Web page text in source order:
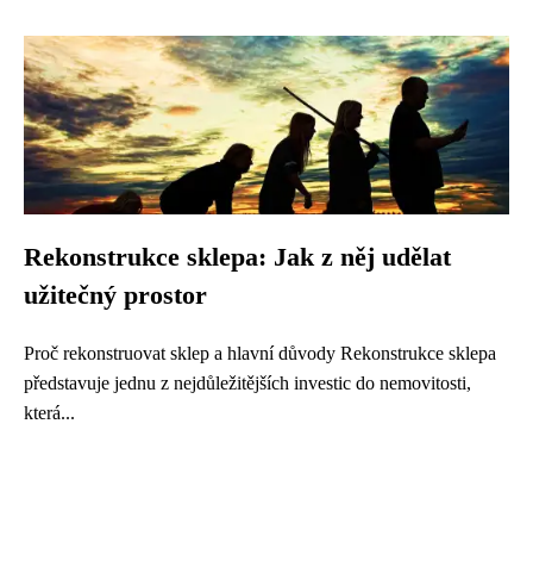
Rekonstrukce sklepa: Jak z něj udělat
užitečný prostor
Proč rekonstruovat sklep a hlavní důvody Rekonstrukce sklepa
představuje jednu z nejdůležitějších investic do nemovitosti,
která...